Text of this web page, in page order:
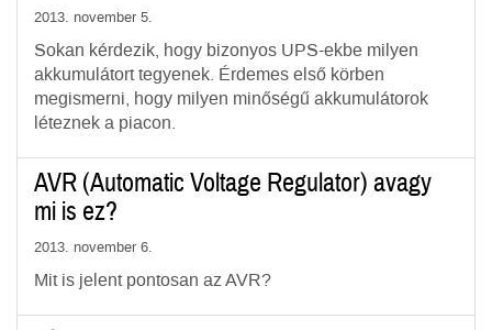
2013. november 5.
Sokan kérdezik, hogy bizonyos UPS-ekbe milyen
akkumulátort tegyenek. Érdemes első körben
megismerni, hogy milyen minőségű akkumulátorok
léteznek a piacon.
AVR (Automatic Voltage Regulator) avagy
mi is ez?
2013. november 6.
Mit is jelent pontosan az AVR?